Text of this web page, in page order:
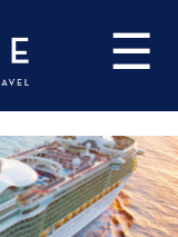
☰